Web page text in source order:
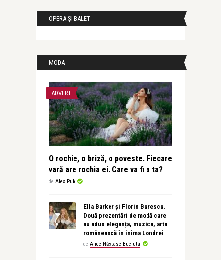
OPERA ȘI BALET
MODA
ADVERT
O rochie, o briză, o poveste. Fiecare
vară are rochia ei. Care va fi a ta?
de Alex Pub
Ella Barker și Florin Burescu.
Două prezentări de modă care
au adus eleganța, muzica, arta
românească în inima Londrei
de Alice Năstase Buciuta